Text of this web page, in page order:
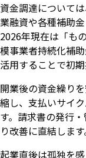
資金調達について
業融資や各種補助
2026年現在は「も
模事業者持続化補
活用することで初
開業後の資金繰り
縮し、支払いサイ
す。請求書の発行
り改善に直結します
起業直後は孤独を